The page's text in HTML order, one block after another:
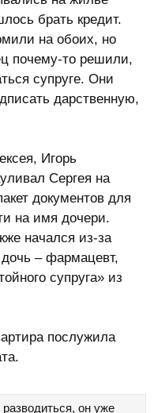
брать кредит.
на обоих, но
почему-то решили,
супруге. Они
дарственную,
Игорь
Сергея на
документов для
на имя дочери.
начался из-за
– фармацевт,
супруга» из
послужила
он уже